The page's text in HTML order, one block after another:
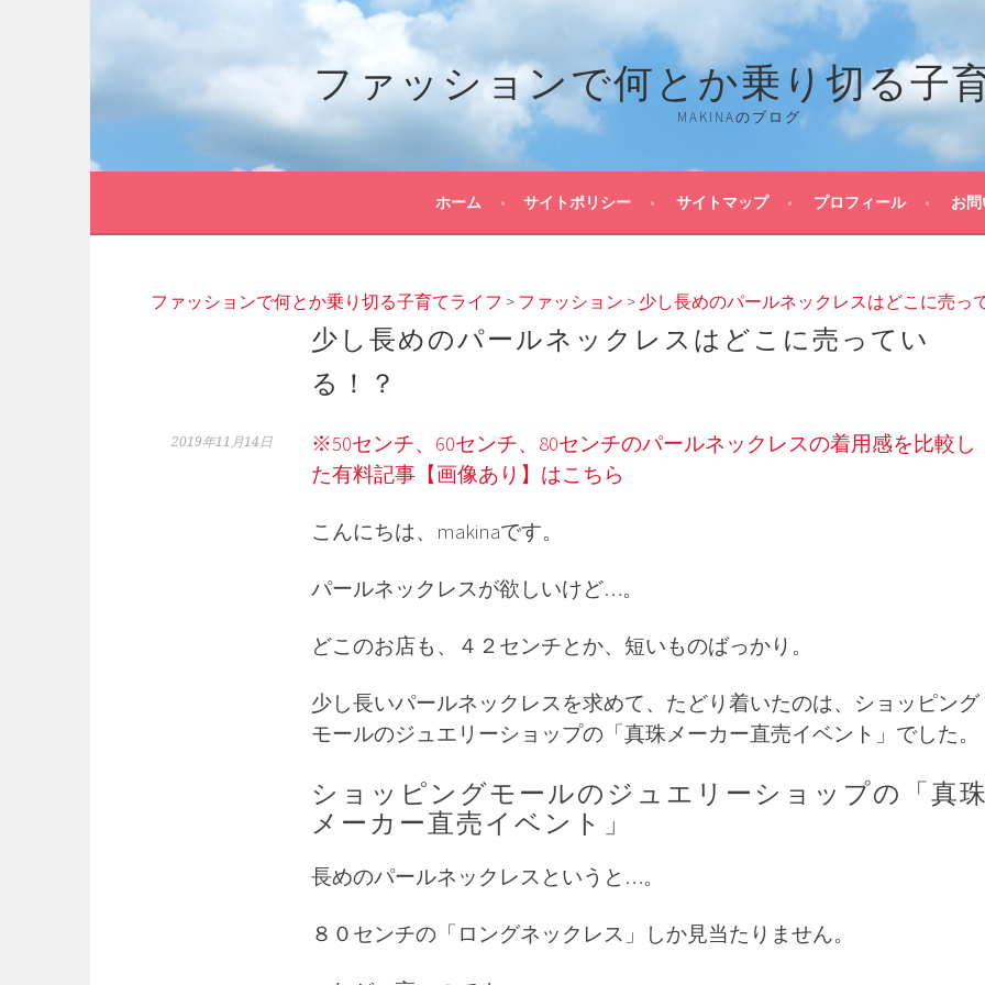
ン
ス
ファッションで何とか乗り切る子
MAKINAのブログ
ホーム サイトポリシー サイトマップ プロフィール お
ファッションで何とか乗り切る子育てライフ > ファッション > 少し長めのパールネックレスはどこに売っ
少し長めのパールネックレスはどこに売ってい
る！？
2019年11月14日
※50センチ、60センチ、80センチのパールネックレスの着用感を比較し
た有料記事【画像あり】はこちら
こんにちは、makinaです。
パールネックレスが欲しいけど…。
どこのお店も、４２センチとか、短いものばっかり。
少し長いパールネックレスを求めて、たどり着いたのは、ショッピング
モールのジュエリーショップの「真珠メーカー直売イベント」でした。
ショッピングモールのジュエリーショップの「真
メーカー直売イベント」
長めのパールネックレスというと…。
８０センチの「ロングネックレス」しか見当たりません。